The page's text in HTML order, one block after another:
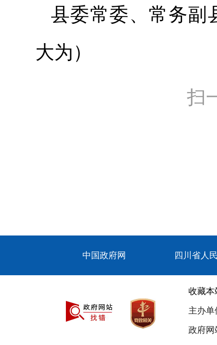
县委常委、常务副
大为）
扫
中国政府网 四川省人
收藏本
主办
政府网